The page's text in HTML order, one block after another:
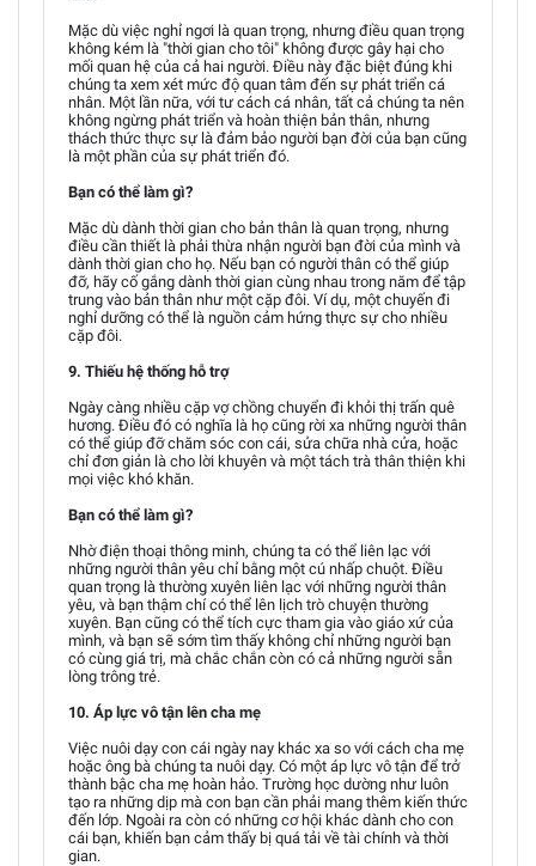
Mặc dù việc nghỉ ngơi là quan trọng, nhưng điều quan trọng
không kém là "thời gian cho tôi" không được gây hại cho
mối quan hệ của cả hai người. Điều này đặc biệt đúng khi
chúng ta xem xét mức độ quan tâm đến sự phát triển cá
nhân. Một lần nữa, với tư cách cá nhân, tất cả chúng ta nên
không ngừng phát triển và hoàn thiện bản thân, nhưng
thách thức thực sự là đảm bảo người bạn đời của bạn cũng
là một phần của sự phát triển đó.
Bạn có thể làm gì?
Mặc dù dành thời gian cho bản thân là quan trọng, nhưng
điều cần thiết là phải thừa nhận người bạn đời của mình và
dành thời gian cho họ. Nếu bạn có người thân có thể giúp
đỡ, hãy cố gắng dành thời gian cùng nhau trong năm để tập
trung vào bản thân như một cặp đôi. Ví dụ, một chuyến đi
nghỉ dưỡng có thể là nguồn cảm hứng thực sự cho nhiều
cặp đôi.
9. Thiếu hệ thống hỗ trợ
Ngày càng nhiều cặp vợ chồng chuyển đi khỏi thị trấn quê
hương. Điều đó có nghĩa là họ cũng rời xa những người thân
có thể giúp đỡ chăm sóc con cái, sửa chữa nhà cửa, hoặc
chỉ đơn giản là cho lời khuyên và một tách trà thân thiện khi
mọi việc khó khăn.
Bạn có thể làm gì?
Nhờ điện thoại thông minh, chúng ta có thể liên lạc với
những người thân yêu chỉ bằng một cú nhấp chuột. Điều
quan trọng là thường xuyên liên lạc với những người thân
yêu, và bạn thậm chí có thể lên lịch trò chuyện thường
xuyên. Bạn cũng có thể tích cực tham gia vào giáo xứ của
mình, và bạn sẽ sớm tìm thấy không chỉ những người bạn
có cùng giá trị, mà chắc chắn còn có cả những người sẵn
lòng trông trẻ.
10. Áp lực vô tận lên cha mẹ
Việc nuôi dạy con cái ngày nay khác xa so với cách cha mẹ
hoặc ông bà chúng ta nuôi dạy. Có một áp lực vô tận để trở
thành bậc cha mẹ hoàn hảo. Trường học dường như luôn
tạo ra những dịp mà con bạn cần phải mang thêm kiến thức
đến lớp. Ngoài ra còn có những cơ hội khác dành cho con
cái bạn, khiến bạn cảm thấy bị quá tải về tài chính và thời
gian.